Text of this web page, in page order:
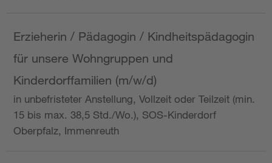
Erzieherin / Pädagogin / Kindheitspädagogin
für unsere Wohngruppen und
Kinderdorffamilien (m/w/d)
in unbefristeter Anstellung, Vollzeit oder Teilzeit (min.
15 bis max. 38,5 Std./Wo.), SOS-Kinderdorf
Oberpfalz, Immenreuth